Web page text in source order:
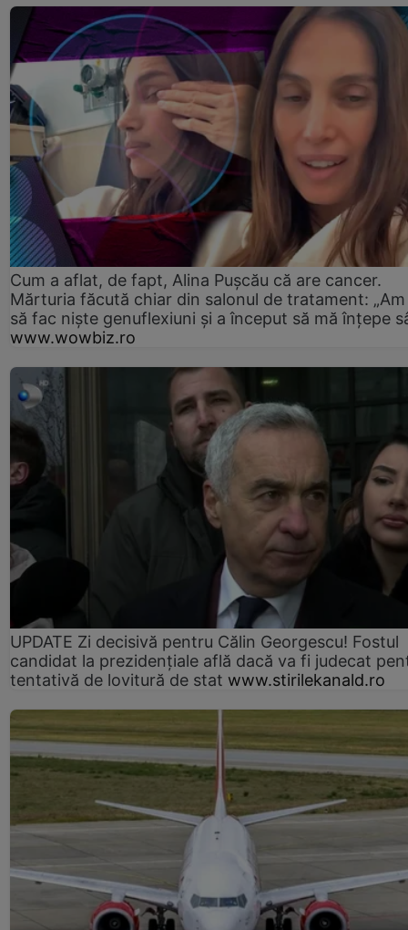
Cum a aflat, de fapt, Alina Pușcău că are cancer.
Mărturia făcută chiar din salonul de tratament:
să fac niște genuflexiuni și a început să mă înțepe
www.wowbiz.ro
UPDATE Zi decisivă pentru Călin Georgescu! Fostul
candidat la prezidențiale află dacă va fi judecat
tentativă de lovitură de stat www.stirilekanald.ro